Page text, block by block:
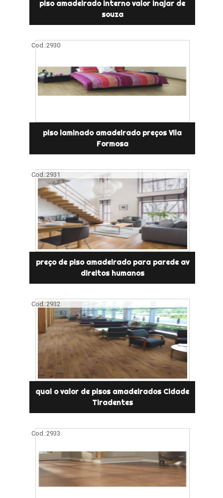
piso amadeirado interno valor inajar de
souza
Cod.:2930
piso laminado amadeirado preços Vila
Formosa
Cod.:2931
preço de piso amadeirado para parede av
direitos humanos
Cod.:2932
qual o valor de pisos amadeirados Cidade
Tiradentes
Cod.:2933